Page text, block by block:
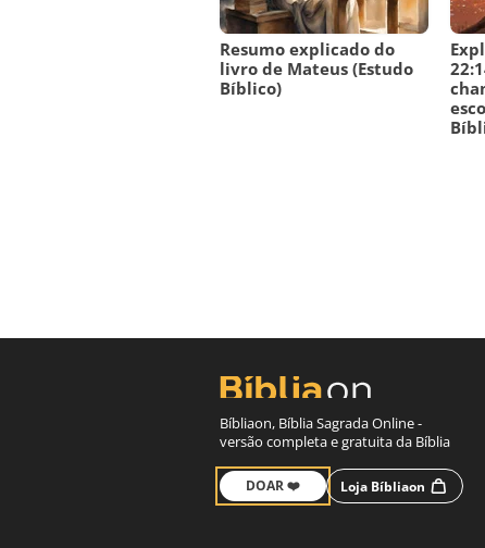
Resumo explicado do
livro de Mateus (Estudo
Bíblico)
Bíbliaon, Bíblia Sagrada Online -
versão completa e gratuita da Bíblia
DOAR ❤️ Loja Bíbliaon